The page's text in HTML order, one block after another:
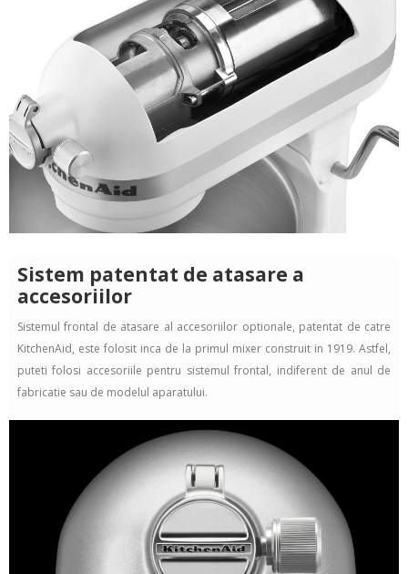
Sistem patentat de atasare a
accesoriilor
Sistemul frontal de atasare al accesoriilor optionale, patentat de catre
KitchenAid, este folosit inca de la primul mixer construit in 1919. Astfel,
puteti folosi accesoriile pentru sistemul frontal, indiferent de anul de
fabricatie sau de modelul aparatului.